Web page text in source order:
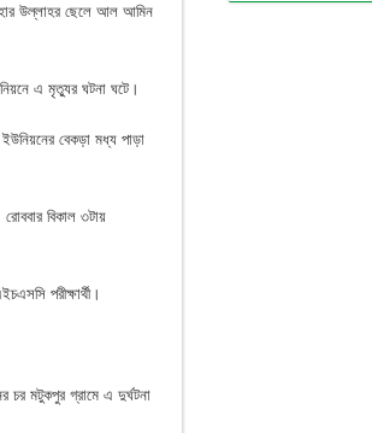
উল্লাহর ছেলে আল আমিন
এ মৃত্যুর ঘটনা ঘটে।
বেকড়া মধ্য পাড়া
বিকাল ৩টায়
পরীক্ষার্থী।
চর মটুকপুর গ্রামে এ দুর্ঘটনা